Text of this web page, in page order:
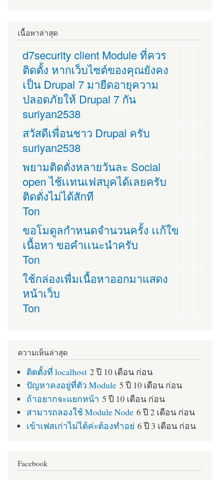
เนื้อหาล่าสุด
d7security client Module ที่ควร
ติดตั้ง หากเว็บไซต์ของคุณยังคง
เป็น Drupal 7 มายืดอายุความ
ปลอดภัยให้ Drupal 7 กัน
suriyan2538
สวัสดีเพื่อนชาว Drupal ครับ
suriyan2538
พยามติดตั่งหลายวันละ Social
open ไช้เเทนเฟสบุคได้เลยครับ
ติดตั่งไม่ได้สักที
Ton
ขอโมดูลกำหนดจำนวนครั้ง เเก้ใข
เนื้อหา ขอคำเเนะนำครับ
Ton
ใช้กล่องเพื่มเนื้อหาออกมาแสดง
หน้าเว็บ
Ton
ความเห็นล่าสุด
ติดตั้งที่ localhost 2 ปี 10 เดือน ก่อน
ปัญหาคงอยู่ที่ตัว Module 5 ปี 10 เดือน ก่อน
ถ้าอยากจะแยกหน้า 5 ปี 10 เดือน ก่อน
สามารถลองใช้ Module Node 6 ปี 2 เดือน ก่อน
เข้าเฟสเก่าไม่ได้ค่ะต้องทำอย่ 6 ปี 3 เดือน ก่อน
Facebook